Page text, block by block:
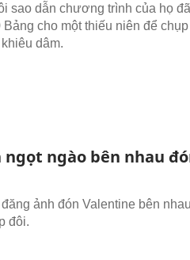
sao dẫn chương trình của họ đã
cho một thiếu niên để chụp
dâm.
ngào bên nhau
ảnh đón Valentine bên nhau
đôi.